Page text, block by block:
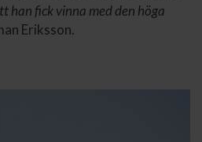
han fick vinna med den höga
Eriksson.